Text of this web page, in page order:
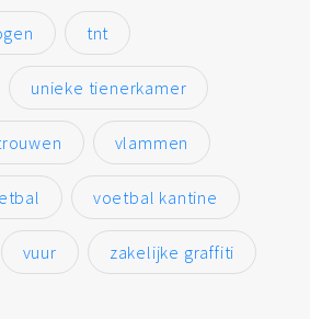
tnt
unieke tienerkamer
vlammen
voetbal kantine
vuur zakelijke graffiti